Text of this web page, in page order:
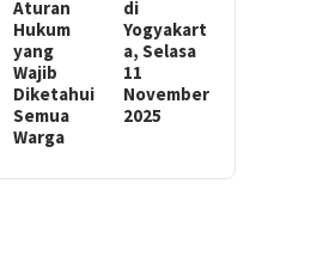
Aturan
Hukum
yang
Wajib
Diketahui
Semua
Warga
di
Yogyakart
a, Selasa
11
November
2025